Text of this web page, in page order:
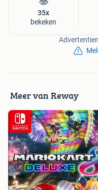
35x
bekeken
Meer van Reway